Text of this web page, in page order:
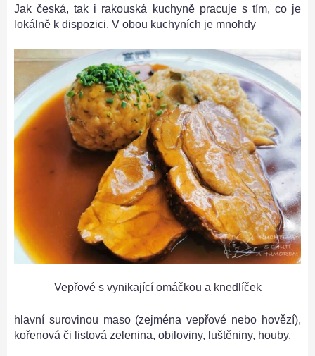
Jak česká, tak i rakouská kuchyně pracuje s tím, co je
lokálně k dispozici. V obou kuchyních je mnohdy
Vepřové s vynikající omáčkou a knedlíček
hlavní surovinou maso (zejména vepřové nebo hovězí),
kořenová či listová zelenina, obiloviny, luštěniny, houby.